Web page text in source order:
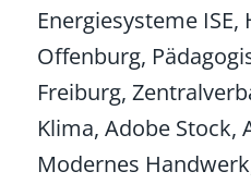
Energiesysteme
Offenburg,
Freiburg,
Klima, Adobe Stock,
Modernes